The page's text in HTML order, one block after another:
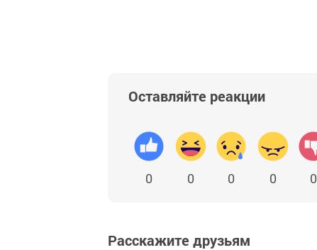
Оставляйте реакции
0 0 0 0 0
Расскажите друзьям